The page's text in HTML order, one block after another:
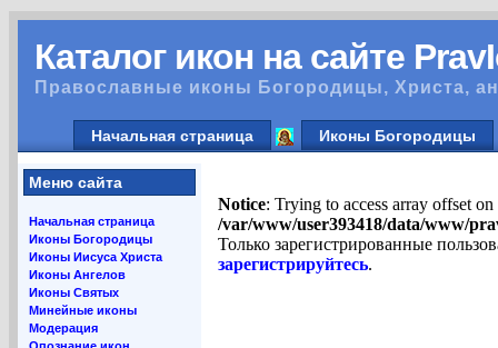
Каталог икон на сайте
Православные иконы Богородицы, Христа,
Начальная страница Иконы Богородицы
Меню сайта
Начальная страница
Иконы Богородицы
Иконы Иисуса Христа
Иконы Ангелов
Иконы Святых
Минейные иконы
Модерация
Notice: Trying to access array offset
/var/www/user393418/data/www/
Только зарегистрированные
зарегистрируйтесь.